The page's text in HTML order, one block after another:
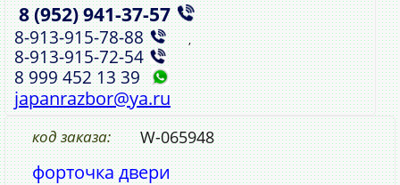
8 (952)941‑37‑57 ,
8‑913‑915‑78‑88 ,
8‑913‑915‑72‑54
8 999 452 13 39
japanrazbor@ya.ru
код заказа: W-065948
форточка двери